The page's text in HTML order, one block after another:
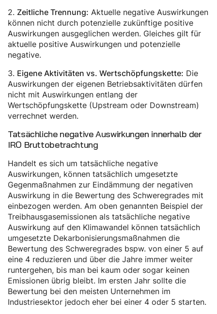
2. Zeitliche Trennung: Aktuelle negative Auswirkungen
können nicht durch potenzielle zukünftige positive
Auswirkungen ausgeglichen werden. Gleiches gilt für
aktuelle positive Auswirkungen und potenzielle
negative.
3. Eigene Aktivitäten vs. Wertschöpfungskette: Die
Auswirkungen der eigenen Betriebsaktivitäten dürfen
nicht mit Auswirkungen entlang der
Wertschöpfungskette (Upstream oder Downstream)
verrechnet werden.
Tatsächliche negative Auswirkungen innerhalb der
IRO Bruttobetrachtung
Handelt es sich um tatsächliche negative
Auswirkungen, können tatsächlich umgesetzte
Gegenmaßnahmen zur Eindämmung der negativen
Auswirkung in die Bewertung des Schweregrades mit
einbezogen werden. Am oben genannten Beispiel der
Treibhausgasemissionen als tatsächliche negative
Auswirkung auf den Klimawandel können tatsächlich
umgesetzte Dekarbonisierungsmaßnahmen die
Bewertung des Schweregrades bspw. von einer 5 auf
eine 4 reduzieren und über die Jahre immer weiter
runtergehen, bis man bei kaum oder sogar keinen
Emissionen übrig bleibt. Im ersten Jahr sollte die
Bewertung bei den meisten Unternehmen im
Industriesektor jedoch eher bei einer 4 oder 5 starten.